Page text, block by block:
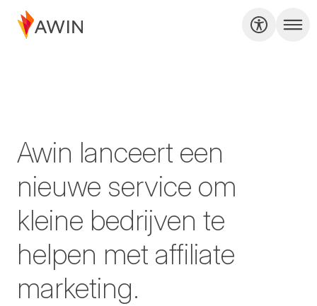
Awin lanceert een
nieuwe service om
kleine bedrijven te
helpen met affiliate
marketing.